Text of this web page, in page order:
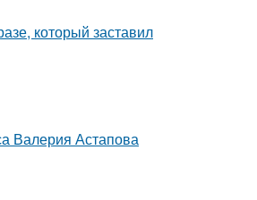
который заставил
Валерия Астапова